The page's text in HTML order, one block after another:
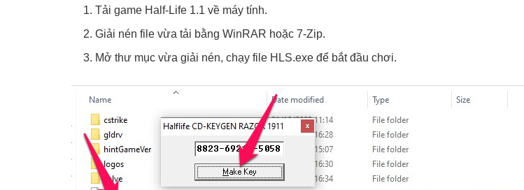
Tải game Half-Life 1.1 về máy tính.
Giải nén file vừa tải bằng WinRAR hoặc 7-Zip.
Mở thư mục vừa giải nén, chạy file HLS.exe để bắt đầu chơi.